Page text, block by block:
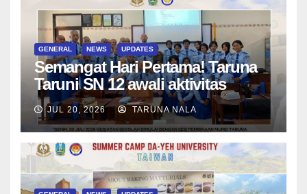
GENERAL NEWS UPDATES
Semangat Hari Pertama! Taruna
Taruni SN 12 awali aktivitas
bersama Wali Kelas dan Tes
Asesmen Diagnostik
JUL 20, 2026 TARUNA NALA